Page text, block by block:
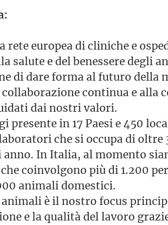
rete europea di cliniche e
salute e del benessere degli
di dare forma al futuro della
continua e alla
dai nostri valori.
presente in 17 Paesi e 450
che si occupa di oltre
In Italia, al momento
coinvolgono più di 1.200
animali domestici.
animali è il nostro focus
e la qualità del lavoro